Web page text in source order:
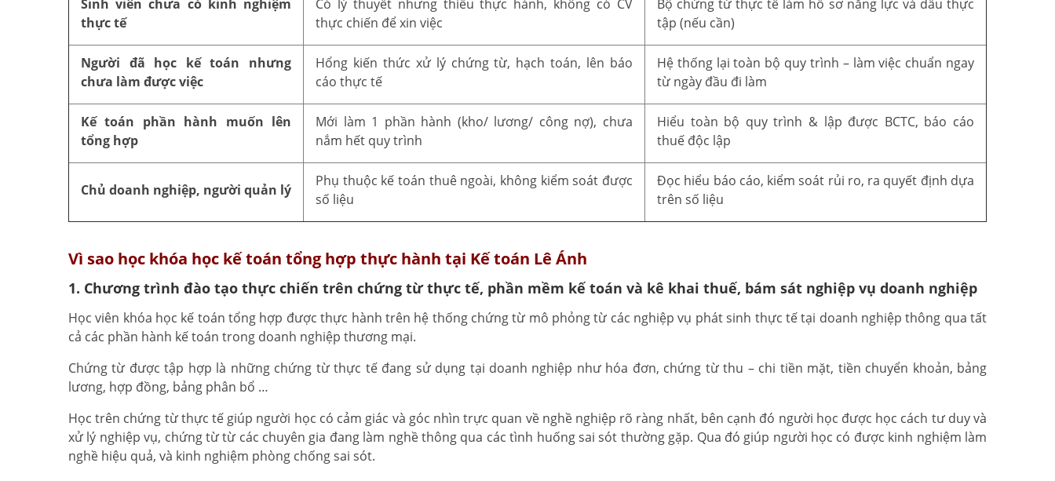
Sinh viên chưa có kinh nghiệm
thực tế
Có lý thuyết nhưng thiếu thực hành, không có CV
thực chiến để xin việc
Bộ chứng từ thực tế làm hồ sơ năng lực và dấu thực
tập (nếu cần)
Người đã học kế toán nhưng
chưa làm được việc
Hổng kiến thức xử lý chứng từ, hạch toán, lên báo
cáo thực tế
Hệ thống lại toàn bộ quy trình – làm việc chuẩn ngay
từ ngày đầu đi làm
Kế toán phần hành muốn lên
tổng hợp
Mới làm 1 phần hành (kho/ lương/ công nợ), chưa
nắm hết quy trình
Hiểu toàn bộ quy trình & lập được BCTC, báo cáo
thuế độc lập
Chủ doanh nghiệp, người quản lý
Phụ thuộc kế toán thuê ngoài, không kiểm soát được
số liệu
Đọc hiểu báo cáo, kiểm soát rủi ro, ra quyết định dựa
trên số liệu
Vì sao học khóa học kế toán tổng hợp thực hành tại Kế toán Lê Ánh
1. Chương trình đào tạo thực chiến trên chứng từ thực tế, phần mềm kế toán và kê khai thuế, bám sát nghiệp vụ doanh nghiệp
Học viên khóa học kế toán tổng hợp được thực hành trên hệ thống chứng từ mô phỏng từ các nghiệp vụ phát sinh thực tế tại doanh nghiệp thông qua tất
cả các phần hành kế toán trong doanh nghiệp thương mại.
Chứng từ được tập hợp là những chứng từ thực tế đang sử dụng tại doanh nghiệp như hóa đơn, chứng từ thu – chi tiền mặt, tiền chuyển khoản, bảng
lương, hợp đồng, bảng phân bổ …
Học trên chứng từ thực tế giúp người học có cảm giác và góc nhìn trực quan về nghề nghiệp rõ ràng nhất, bên cạnh đó người học được học cách tư duy và
xử lý nghiệp vụ, chứng từ từ các chuyên gia đang làm nghề thông qua các tình huống sai sót thường gặp. Qua đó giúp người học có được kinh nghiệm làm
nghề hiệu quả, và kinh nghiệm phòng chống sai sót.